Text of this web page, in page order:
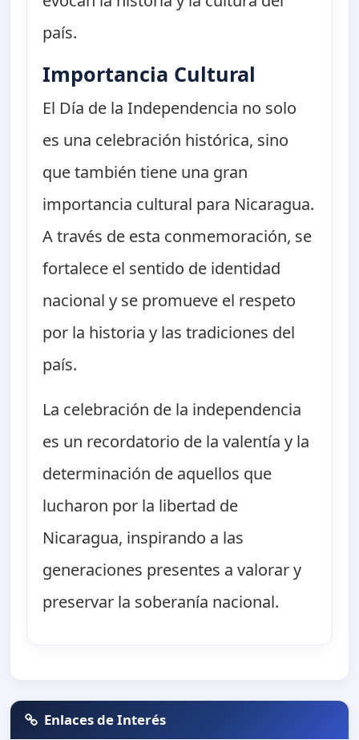
país.
Importancia Cultural
El Día de la Independencia no solo
es una celebración histórica, sino
que también tiene una gran
importancia cultural para Nicaragua.
A través de esta conmemoración, se
fortalece el sentido de identidad
nacional y se promueve el respeto
por la historia y las tradiciones del
país.
La celebración de la independencia
es un recordatorio de la valentía y la
determinación de aquellos que
lucharon por la libertad de
Nicaragua, inspirando a las
generaciones presentes a valorar y
preservar la soberanía nacional.
Enlaces de Interés